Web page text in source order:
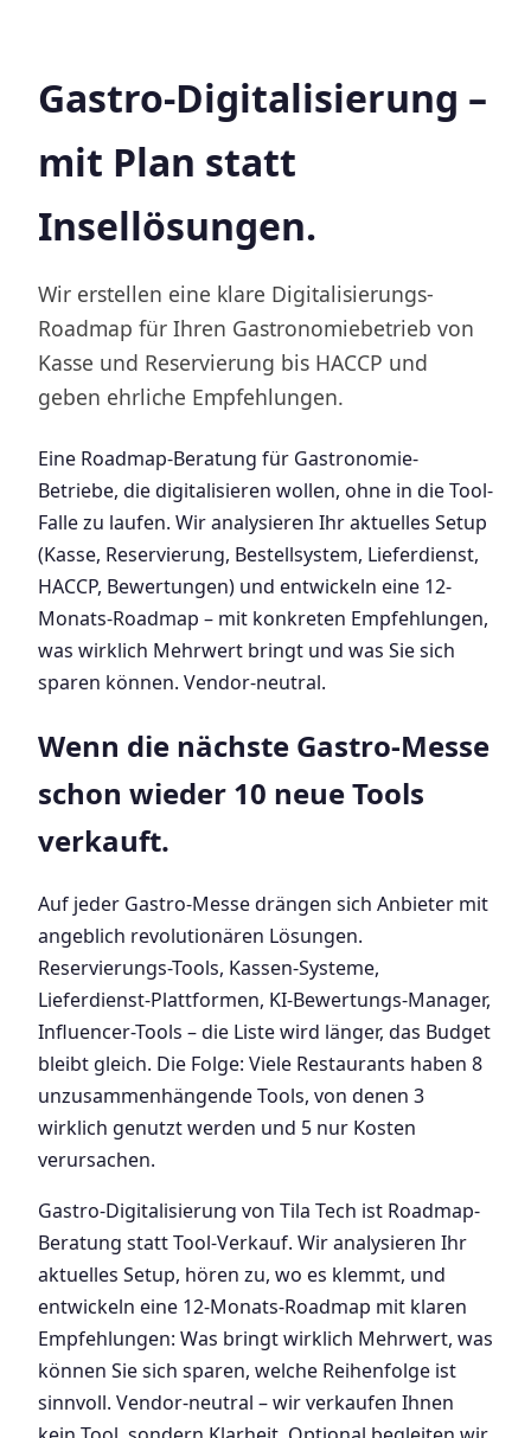
Gastro-Digitalisierung –
mit Plan statt
Insellösungen.
Wir erstellen eine klare Digitalisierungs-
Roadmap für Ihren Gastronomiebetrieb von
Kasse und Reservierung bis HACCP und
geben ehrliche Empfehlungen.
Eine Roadmap-Beratung für Gastronomie-
Betriebe, die digitalisieren wollen, ohne in die Tool-
Falle zu laufen. Wir analysieren Ihr aktuelles Setup
(Kasse, Reservierung, Bestellsystem, Lieferdienst,
HACCP, Bewertungen) und entwickeln eine 12-
Monats-Roadmap – mit konkreten Empfehlungen,
was wirklich Mehrwert bringt und was Sie sich
sparen können. Vendor-neutral.
Wenn die nächste Gastro-Messe
schon wieder 10 neue Tools
verkauft.
Auf jeder Gastro-Messe drängen sich Anbieter mit
angeblich revolutionären Lösungen.
Reservierungs-Tools, Kassen-Systeme,
Lieferdienst-Plattformen, KI-Bewertungs-Manager,
Influencer-Tools – die Liste wird länger, das Budget
bleibt gleich. Die Folge: Viele Restaurants haben 8
unzusammenhängende Tools, von denen 3
wirklich genutzt werden und 5 nur Kosten
verursachen.
Gastro-Digitalisierung von Tila Tech ist Roadmap-
Beratung statt Tool-Verkauf. Wir analysieren Ihr
aktuelles Setup, hören zu, wo es klemmt, und
entwickeln eine 12-Monats-Roadmap mit klaren
Empfehlungen: Was bringt wirklich Mehrwert, was
können Sie sich sparen, welche Reihenfolge ist
sinnvoll. Vendor-neutral – wir verkaufen Ihnen